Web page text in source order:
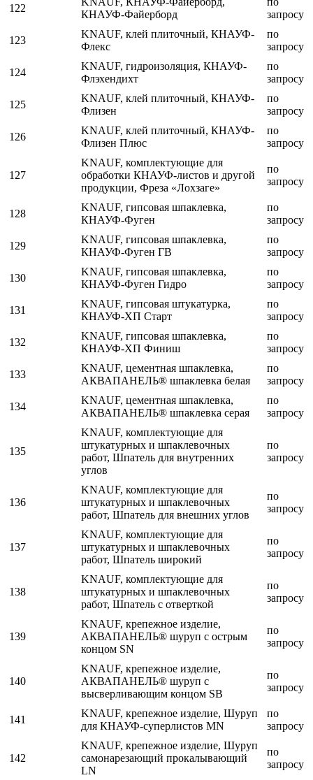
122
КНАУФ-Файерборд
запросу
123
KNAUF, клей плиточный, КНАУФ-
Флекс
по
запросу
124
KNAUF, гидроизоляция, КНАУФ-
Флэхендихт
по
запросу
125
KNAUF, клей плиточный, КНАУФ-
Флизен
по
запросу
126
KNAUF, клей плиточный, КНАУФ-
Флизен Плюс
по
запросу
127
KNAUF, комплектующие для
обработки КНАУФ-листов и другой
продукции, Фреза «Лохзаге»
по
запросу
128
KNAUF, гипсовая шпаклевка,
КНАУФ-Фуген
по
запросу
129
KNAUF, гипсовая шпаклевка,
КНАУФ-Фуген ГВ
по
запросу
130
KNAUF, гипсовая шпаклевка,
КНАУФ-Фуген Гидро
по
запросу
131
KNAUF, гипсовая штукатурка,
КНАУФ-ХП Старт
по
запросу
132
KNAUF, гипсовая шпаклевка,
КНАУФ-ХП Финиш
по
запросу
133
KNAUF, цементная шпаклевка,
АКВАПАНЕЛЬ® шпаклевка белая
по
запросу
134
KNAUF, цементная шпаклевка,
АКВАПАНЕЛЬ® шпаклевка серая
по
запросу
135
KNAUF, комплектующие для
штукатурных и шпаклевочных
работ, Шпатель для внутренних
углов
по
запросу
136
KNAUF, комплектующие для
штукатурных и шпаклевочных
работ, Шпатель для внешних углов
по
запросу
137
KNAUF, комплектующие для
штукатурных и шпаклевочных
работ, Шпатель широкий
по
запросу
138
KNAUF, комплектующие для
штукатурных и шпаклевочных
работ, Шпатель с отверткой
по
запросу
139
KNAUF, крепежное изделие,
АКВАПАНЕЛЬ® шуруп с острым
концом SN
по
запросу
140
KNAUF, крепежное изделие,
АКВАПАНЕЛЬ® шуруп с
высверливающим концом SB
по
запросу
141
KNAUF, крепежное изделие, Шуруп
для КНАУФ-суперлистов MN
по
запросу
142
KNAUF, крепежное изделие, Шуруп
самонарезающий прокалывающий
LN
по
запросу